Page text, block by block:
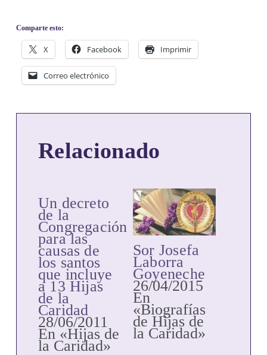
Comparte esto:
X Facebook Imprimir
Correo electrónico
Relacionado
Un decreto
de la
Congregación
para las
causas de
los santos
que incluye
a 13 Hijas
de la
Caridad
28/06/2011
En «Hijas de
la Caridad»
Sor Josefa
Laborra
Goyeneche
26/04/2015
En
«Biografías
de Hijas de
la Caridad»